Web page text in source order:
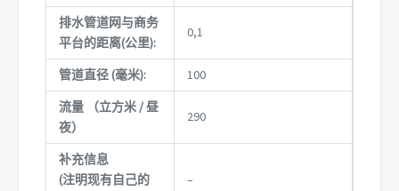
排水管道网与商务
平台的距离(公里):
0,1
管道直径 (毫米):
100
流量 （立方米 / 昼
夜）
290
补充信息
(注明现有自己的
–